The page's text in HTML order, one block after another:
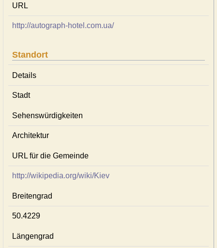
URL
http://autograph-hotel.com.ua/
Standort
Details
Stadt
Sehenswürdigkeiten
Architektur
URL für die Gemeinde
http://wikipedia.org/wiki/Kiev
Breitengrad
50.4229
Längengrad